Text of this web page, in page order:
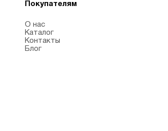
Покупателям
О нас
Каталог
Контакты
Блог